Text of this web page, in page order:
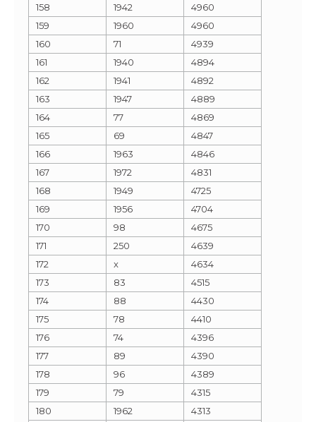
158
1942
4960
159
1960
4960
160
71
4939
161
1940
4894
162
1941
4892
163
1947
4889
164
77
4869
165
69
4847
166
1963
4846
167
1972
4831
168
1949
4725
169
1956
4704
170
98
4675
171
250
4639
172
x
4634
173
83
4515
174
88
4430
175
78
4410
176
74
4396
177
89
4390
178
96
4389
179
79
4315
180
1962
4313